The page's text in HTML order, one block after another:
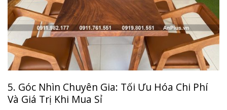
5. Góc Nhìn Chuyên Gia: Tối Ưu Hóa Chi Phí
Và Giá Trị Khi Mua Sỉ